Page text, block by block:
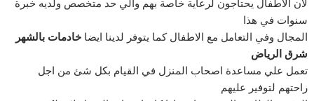
سنوات في هذا
المجال وفي التعامل مع الاطفال كما يتوفر لدينا ايضاخادمات بالشهر
شرق الرياض
تعمل علي مساعدة اصحاب المنزل في القيام بكل شئ من اجل
راحتهم لتوفير عليهم